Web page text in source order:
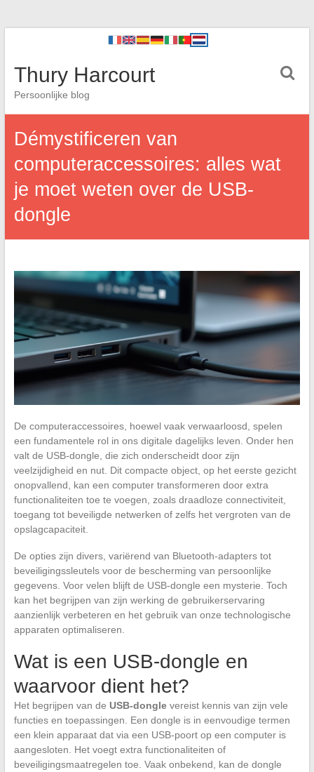
Thury Harcourt
Persoonlijke blog
Démystificeren van
computeraccessoires: alles wat
je moet weten over de USB-
dongle
De computeraccessoires, hoewel vaak verwaarloosd, spelen
een fundamentele rol in ons digitale dagelijks leven. Onder hen
valt de USB-dongle, die zich onderscheidt door zijn
veelzijdigheid en nut. Dit compacte object, op het eerste gezicht
onopvallend, kan een computer transformeren door extra
functionaliteiten toe te voegen, zoals draadloze connectiviteit,
toegang tot beveiligde netwerken of zelfs het vergroten van de
opslagcapaciteit.
De opties zijn divers, variërend van Bluetooth-adapters tot
beveiligingssleutels voor de bescherming van persoonlijke
gegevens. Voor velen blijft de USB-dongle een mysterie. Toch
kan het begrijpen van zijn werking de gebruikerservaring
aanzienlijk verbeteren en het gebruik van onze technologische
apparaten optimaliseren.
Wat is een USB-dongle en
waarvoor dient het?
Het begrijpen van de USB-donglevereist kennis van zijn vele
functies en toepassingen. Een dongle is in eenvoudige termen
een klein apparaat dat via een USB-poort op een computer is
aangesloten. Het voegt extra functionaliteiten of
beveiligingsmaatregelen toe. Vaak onbekend, kan de dongle